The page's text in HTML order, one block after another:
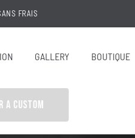
GALLERY BOUTIQUE
A CUSTOM